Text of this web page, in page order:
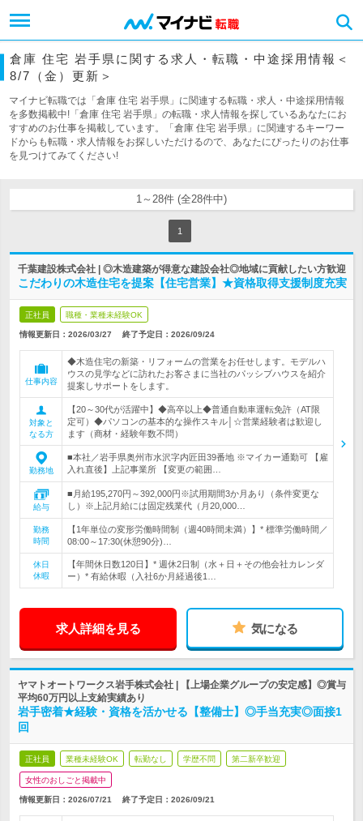
倉庫 住宅 岩手県に関する求人・転職・中途採用情報＜
8/7（金）更新＞
マイナビ転職では「倉庫 住宅 岩手県」に関連する転職・求人・中途採用情報
を多数掲載中!「倉庫 住宅 岩手県」の転職・求人情報を探しているあなたにお
すすめのお仕事を掲載しています。「倉庫 住宅 岩手県」に関連するキーワー
ドからも転職・求人情報をお探しいただけるので、あなたにぴったりのお仕事
を見つけてみてください!
1～28件 (全28件中)
1
千葉建設株式会社 | ◎木造建築が得意な建設会社◎地域に貢献したい方歓迎
こだわりの木造住宅を提案【住宅営業】★資格取得支援制度充実
正社員 職種・業種未経験OK
情報更新日：2026/03/27 終了予定日： 2026/09/24
仕事内容
◆木造住宅の新築・リフォームの営業をお任せします。モデルハ
ウスの見学などに訪れたお客さまに当社のパッシブハウスを紹介
提案しサポートをします。
対象と
なる方
【20～30代が活躍中】◆高卒以上◆普通自動車運転免許（AT限
定可）◆パソコンの基本的な操作スキル│☆営業経験者は歓迎し
ます（商材・経験年数不問）
勤務地
■本社／岩手県奥州市水沢字内匠田39番地 ※マイカー通勤可 【雇
入れ直後】上記事業所 【変更の範囲…
給与
■月給195,270円～392,000円※試用期間3か月あり（条件変更な
し）※上記月給には固定残業代（月20,000…
勤務
時間
【1年単位の変形労働時間制（週40時間未満）】* 標準労働時間／
08:00～17:30(休憩90分)…
休日
休暇
【年間休日数120日】* 週休2日制（水＋日＋その他会社カレンダ
ー）* 有給休暇（入社6か月経過後1…
求人詳細を見る 気になる
ヤマトオートワークス岩手株式会社 | 【上場企業グループの安定感】◎賞与
平均60万円以上支給実績あり
岩手密着★経験・資格を活かせる【整備士】◎手当充実◎面接1
回
正社員 業種未経験OK 転勤なし 学歴不問 第二新卒歓迎
女性のおしごと掲載中
情報更新日：2026/07/21 終了予定日： 2026/09/21